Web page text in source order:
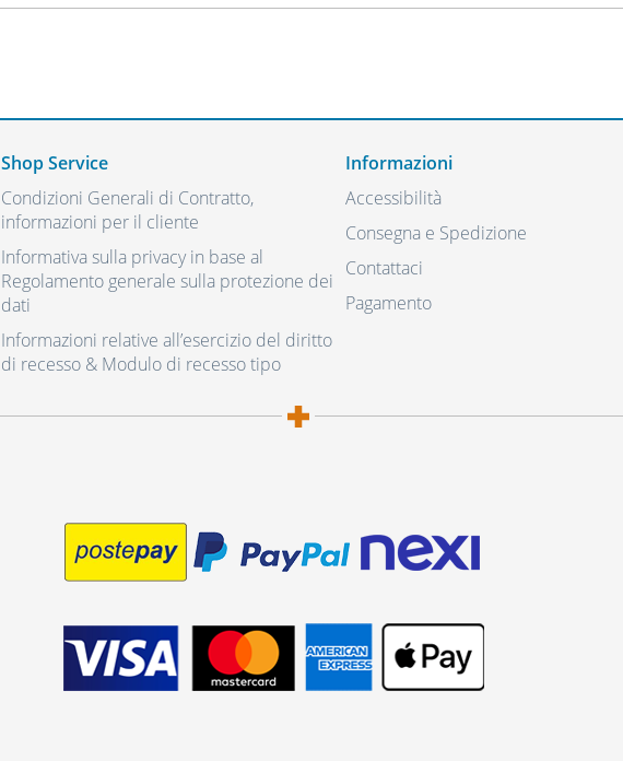
Shop Service
Condizioni Generali di Contratto,
informazioni per il cliente
Informativa sulla privacy in base al
Regolamento generale sulla protezione dei
dati
Informazioni relative all’esercizio del diritto
di recesso & Modulo di recesso tipo
Informazioni
Accessibilità
Consegna e Spedizione
Contattaci
Pagamento